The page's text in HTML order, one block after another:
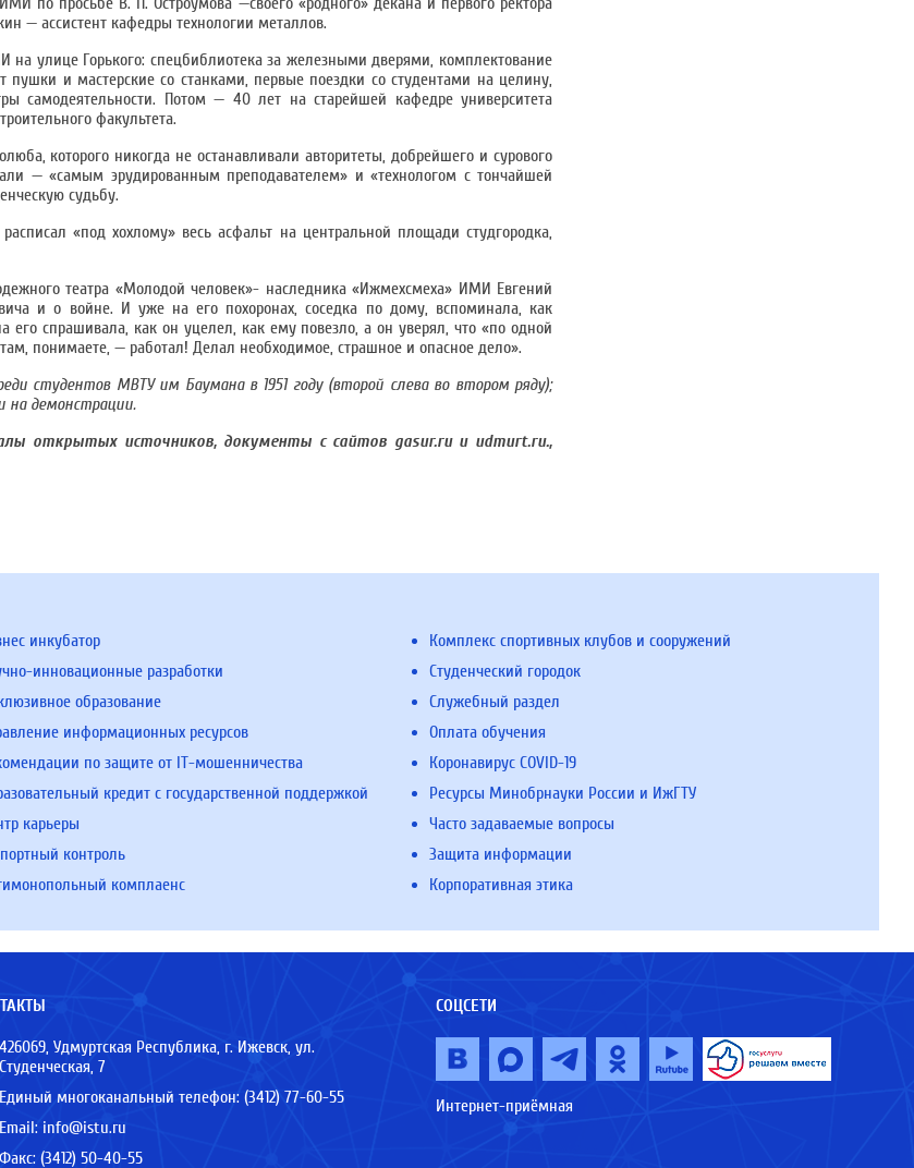
— ассистент кафедры технологии металлов.
улице Горького: спецбиблиотека за железными дверями, комплектование
и мастерские со станками, первые поездки со студентами на целину,
самодеятельности. Потом — 40 лет на старейшей кафедре университета
факультета.
которого никогда не останавливали авторитеты, добрейшего и сурового
— «самым эрудированным преподавателем» и «технологом с тончайшей
судьбу.
«под хохлому» весь асфальт на центральной площади студгородка,
театра «Молодой человек»- наследника «Ижмехсмеха» ИМИ Евгений
и о войне. И уже на его похоронах, соседка по дому, вспоминала, как
спрашивала, как он уцелел, как ему повезло, а он уверял, что «по одной
понимаете, — работал! Делал необходимое, страшное и опасное дело».
студентов МВТУ им Баумана в 1951 году (второй слева во втором ряду);
на демонстрации.
открытых источников, документы с сайтов gasur.ru и udmurt.ru.,
инкубатор
инновационные разработки
образование
информационных ресурсов
по защите от IT-мошенничества
кредит с государственной поддержкой
карьеры
контроль
комплаенс
Комплекс спортивных клубов и сооружений
Студенческий городок
Служебный раздел
Оплата обучения
Коронавирус COVID-19
Ресурсы Минобрнауки России и ИжГТУ
Часто задаваемые вопросы
Защита информации
Корпоративная этика
426069, Удмуртская Республика, г. Ижевск, ул.
Студенческая, 7
Единый многоканальный телефон: (3412) 77-60-55
Email: info@istu.ru
Факс: (3412) 50-40-55
СОЦСЕТИ
Интернет-приёмная